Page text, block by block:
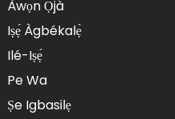
Àwọn Ọjà
Iṣẹ́ Àgbékalẹ̀
Ilé-Iṣẹ́
Pe Wa
Ṣe Igbasilẹ